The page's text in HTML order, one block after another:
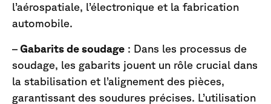
l’aérospatiale, l’électronique et la fabrication
automobile.
– Gabarits de soudage : Dans les processus de
soudage, les gabarits jouent un rôle crucial dans
la stabilisation et l’alignement des pièces,
garantissant des soudures précises. L’utilisation